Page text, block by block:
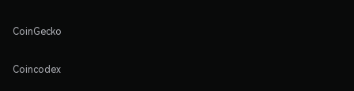
CoinGecko
Coincodex